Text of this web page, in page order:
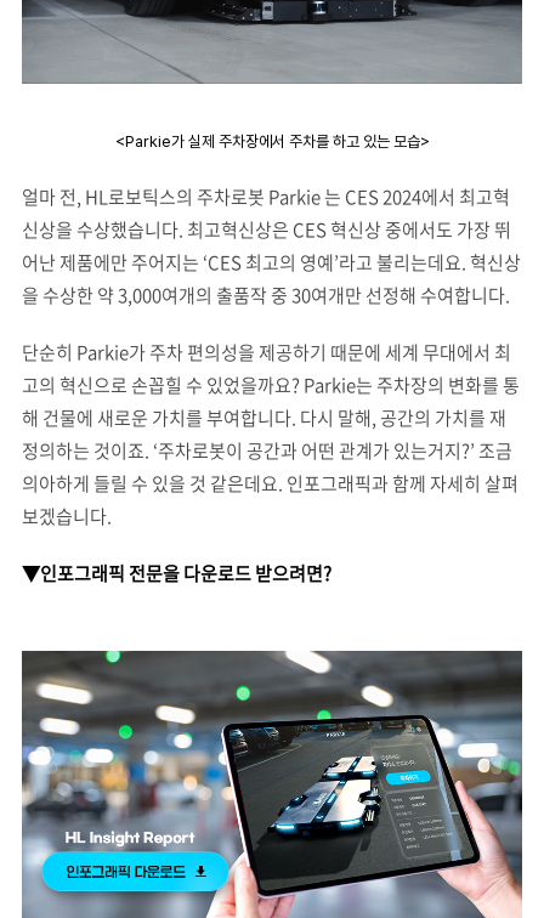
<Parkie가 실제 주차장에서 주차를 하고 있는 모습>
얼마 전, HL로보틱스의 주차로봇 Parkie 는 CES 2024에서 최고혁
신상을 수상했습니다. 최고혁신상은 CES 혁신상 중에서도 가장 뛰
어난 제품에만 주어지는 ‘CES 최고의 영예’라고 불리는데요. 혁신상
을 수상한 약 3,000여개의 출품작 중 30여개만 선정해 수여합니다.
단순히 Parkie가 주차 편의성을 제공하기 때문에 세계 무대에서 최
고의 혁신으로 손꼽힐 수 있었을까요? Parkie는 주차장의 변화를 통
해 건물에 새로운 가치를 부여합니다. 다시 말해, 공간의 가치를 재
정의하는 것이죠. ‘주차로봇이 공간과 어떤 관계가 있는거지?’ 조금
의아하게 들릴 수 있을 것 같은데요. 인포그래픽과 함께 자세히 살펴
보겠습니다.
▼인포그래픽 전문을 다운로드 받으려면?